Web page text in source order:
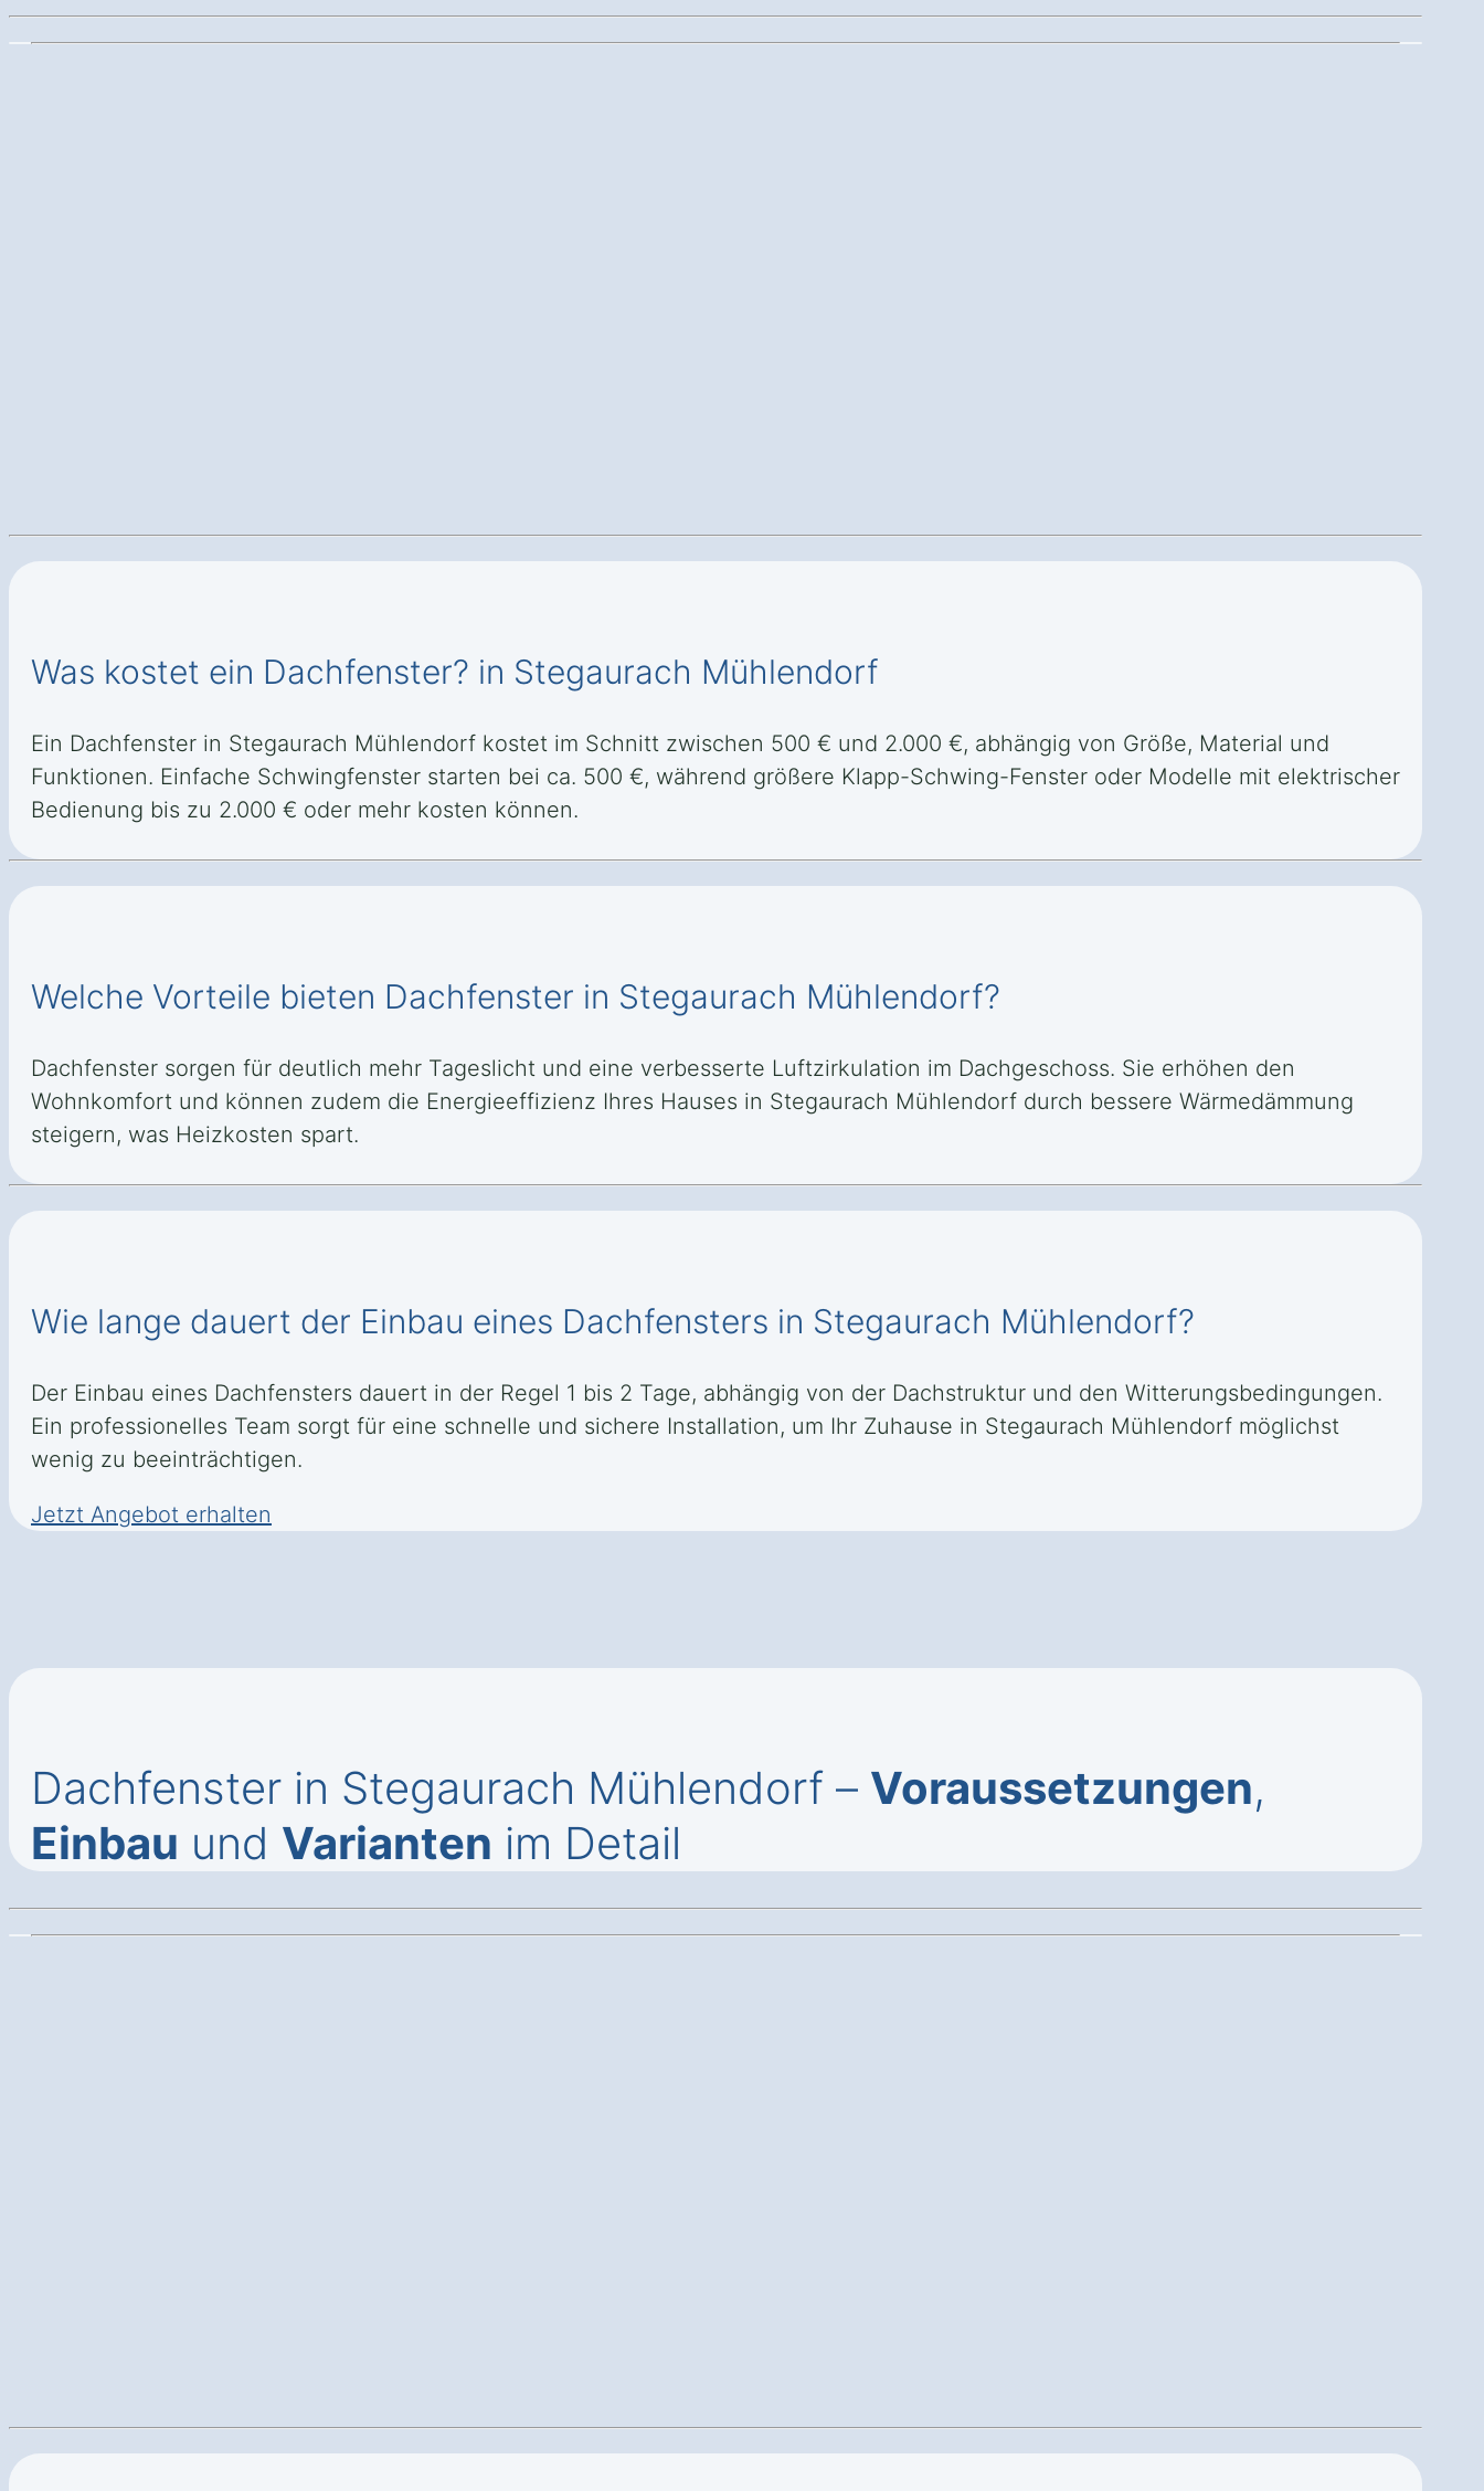
Was kostet ein Dachfenster? in Stegaurach Mühlendorf
Ein Dachfenster in Stegaurach Mühlendorf kostet im Schnitt zwischen 500 € und 2.000 €, abhängig von Größe, Material und
Funktionen. Einfache Schwingfenster starten bei ca. 500 €, während größere Klapp-Schwing-Fenster oder Modelle mit elektrischer
Bedienung bis zu 2.000 € oder mehr kosten können.
Welche Vorteile bieten Dachfenster in Stegaurach Mühlendorf?
Dachfenster sorgen für deutlich mehr Tageslicht und eine verbesserte Luftzirkulation im Dachgeschoss. Sie erhöhen den
Wohnkomfort und können zudem die Energieeffizienz Ihres Hauses in Stegaurach Mühlendorf durch bessere Wärmedämmung
steigern, was Heizkosten spart.
Wie lange dauert der Einbau eines Dachfensters in Stegaurach Mühlendorf?
Der Einbau eines Dachfensters dauert in der Regel 1 bis 2 Tage, abhängig von der Dachstruktur und den Witterungsbedingungen.
Ein professionelles Team sorgt für eine schnelle und sichere Installation, um Ihr Zuhause in Stegaurach Mühlendorf möglichst
wenig zu beeinträchtigen.
Jetzt Angebot erhalten
Dachfenster in Stegaurach Mühlendorf – Voraussetzungen,
Einbau und Varianten im Detail